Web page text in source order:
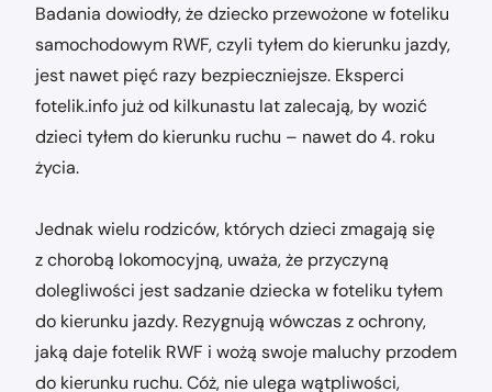
Badania dowiodły, że dziecko przewożone w foteliku
samochodowym RWF, czyli tyłem do kierunku jazdy,
jest nawet pięć razy bezpieczniejsze. Eksperci
fotelik.info już od kilkunastu lat zalecają, by wozić
dzieci tyłem do kierunku ruchu – nawet do 4. roku
życia.
Jednak wielu rodziców, których dzieci zmagają się
z chorobą lokomocyjną, uważa, że przyczyną
dolegliwości jest sadzanie dziecka w foteliku tyłem
do kierunku jazdy. Rezygnują wówczas z ochrony,
jaką daje fotelik RWF i wożą swoje maluchy przodem
do kierunku ruchu. Cóż, nie ulega wątpliwości,